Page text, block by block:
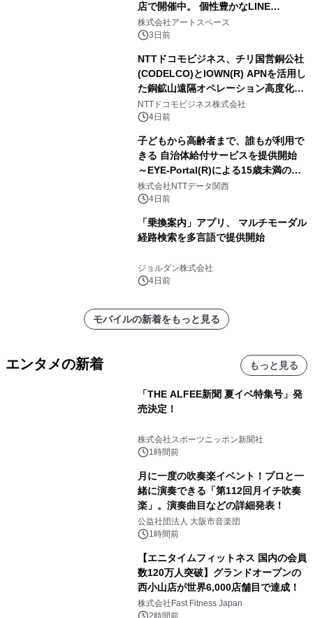
店で開催中。 個性豊かなLINE
FRIENDSの仲間たちが インテリアア
ートとして新たな魅力を発信。
株式会社アートスペース
3日前
NTTドコモビジネス、チリ国営銅公社
(CODELCO)とIOWN(R) APNを活用し
た銅鉱山遠隔オペレーション高度化に
向けた調査・実証を開始
NTTドコモビジネス株式会社
4日前
子どもから高齢者まで、誰もが利用で
きる 自治体給付サービスを提供開始
～EYE-Portal(R)による15歳未満の本
人認証と デジタルデバイド対策で実現
～
株式会社NTTデータ関西
4日前
「乗換案内」アプリ、 マルチモーダル
経路検索を多言語で提供開始
ジョルダン株式会社
4日前
モバイルの新着をもっと見る
エンタメの新着 もっと見る
「THE ALFEE新聞 夏イベ特集号」発
売決定！
株式会社スポーツニッポン新聞社
1時間前
月に一度の吹奏楽イベント！プロと一
緒に演奏できる「第112回月イチ吹奏
楽」。演奏曲目などの詳細発表！
公益社団法人 大阪市音楽団
1時間前
【エニタイムフィットネス 国内の会員
数120万人突破】グランドオープンの
西小山店が世界6,000店舗目で達成！
株式会社Fast Fitness Japan
2時間前